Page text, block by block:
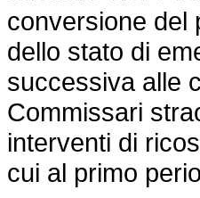
conversione del
dello stato di
successiva alle
Commissari
interventi di
cui al primo